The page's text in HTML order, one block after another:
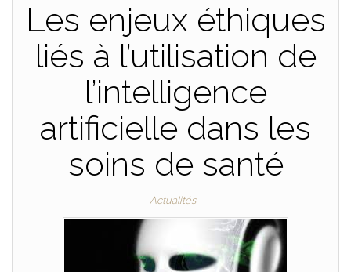
Les enjeux éthiques
liés à l’utilisation de
l’intelligence
artificielle dans les
soins de santé
Actualités